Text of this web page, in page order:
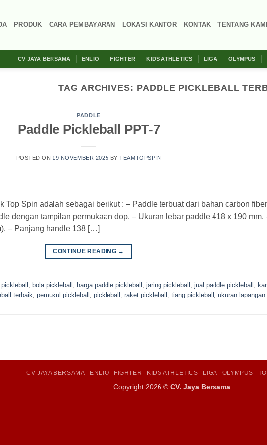
PRODUK CARA PEMBAYARAN LOKASI KANTOR KONTAK TENTANG KAMI
CV JAYA BERSAMA ENLIO FIGHTER KIDS ATHLETICS LIGA OLYMPUS
TAG ARCHIVES: PADDLE PICKLEBALL
PADDLE
Paddle Pickleball PPT-7
POSTED ON 19 NOVEMBER 2025 BYTEAMTOPSPIN
Top Spin adalah sebagai berikut : – Paddle terbuat dari bahan carbon
dengan tampilan permukaan dop. – Ukuran lebar paddle 418 x 190 mm.
– Panjang handle 138 […]
CONTINUE READING →
pickleball , bola pickleball , harga paddle pickleball , jaring pickleball , jual paddle pickleball ,
terbaik, pemukul pickleball , pickleball , raket pickleball , tiang pickleball , ukuran lapangan
CV JAYA BERSAMA ENLIO FIGHTER KIDS ATHLETICS LIGA OLYMPUS
Copyright 2026 © CV. Jaya Bersama